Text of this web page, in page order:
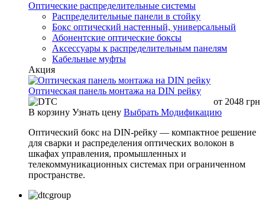
Оптические распределительные системы
Распределительные панели в стойку
Бокс оптический настенный, универсальный
Абонентские оптические боксы
Аксессуары к распределительным панелям
Кабельные муфты
Акция
Оптическая панель монтажа на DIN рейку
от 2048 грн
В корзину Узнать цену Выбрать Модификацию
Оптический бокс на DIN-рейку — компактное решение
для сварки и распределения оптических волокон в
шкафах управления, промышленных и
телекоммуникационных системах при ограниченном
пространстве.